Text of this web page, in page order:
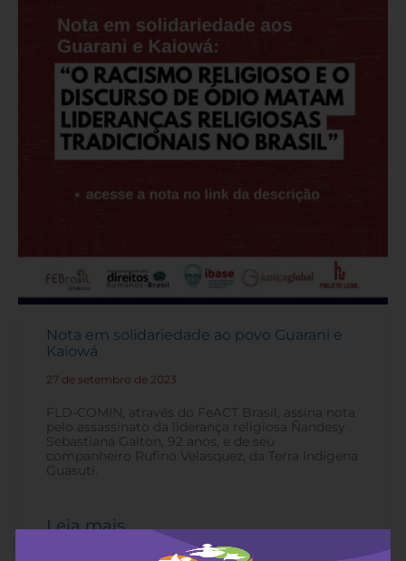
Nota em solidariedade ao povo Guarani e
Kaiowá
27 de setembro de 2023
FLD-COMIN, através do FeACT Brasil, assina nota
pelo assassinato da liderança religiosa Ñandesy
Sebastiana Galton, 92 anos, e de seu
companheiro Rufino Velasquez, da Terra Indígena
Guasuti.
Leia mais